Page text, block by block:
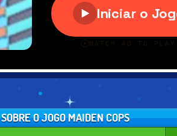
SOBRE O JOGO MAIDEN COPS